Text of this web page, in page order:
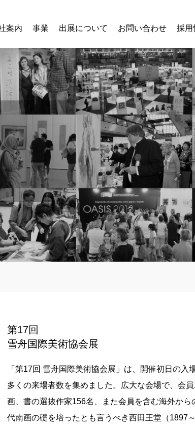
案内 事業 出展について お問い合わせ 採用
第17回
雪舟国際美術協会展
「第17回 雪舟国際美術協会展」は、開催初日の
多くの来場者数を集めました。広大な会場で、会
画、書の選抜作家156名、また会員を含む海外か
代南画の礎を培ったとも言うべき西田王堂（1897